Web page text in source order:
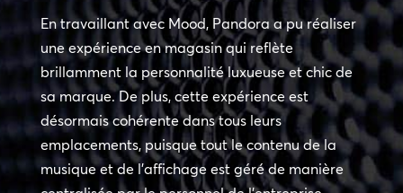
En travaillant avec Mood, Pandora a pu réaliser
une expérience en magasin qui reflète
brillamment la personnalité luxueuse et chic de
sa marque. De plus, cette expérience est
désormais cohérente dans tous leurs
emplacements, puisque tout le contenu de la
musique et de l’affichage est géré de manière